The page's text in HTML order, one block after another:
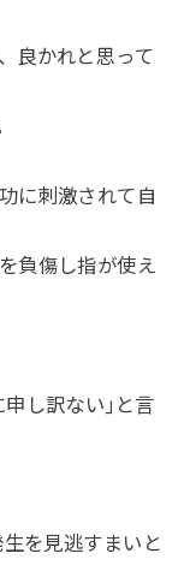
良かれと思って
に刺激されて自
負傷し指が使え
し訳ない｣と言
を見逃すまいと